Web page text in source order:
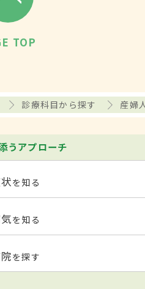
TOP
診療科目から探す 産婦
うアプローチ
を知る
を知る
を探す